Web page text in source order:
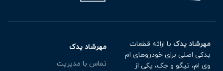
مهرشاد یدک با ارائه قطعات
یدکی اصلی برای خودروهای ام
وی ام، تیگو و جک، یکی از
مهرشاد یدک
تماس با مدیریت